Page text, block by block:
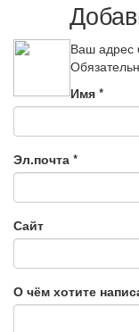
Ваш адрес
Имя *
Эл.почта *
Сайт
О чём хотите